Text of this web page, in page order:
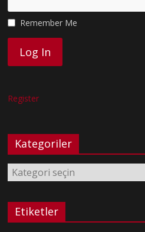
Remember Me
Register
Kategoriler
Kategoriler
Etiketler